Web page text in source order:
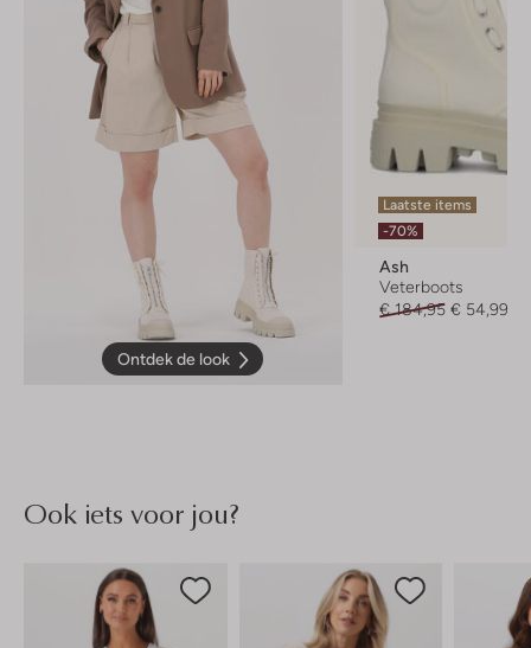
Ontdek de look
Laatste items
-70%
Ash
Veterboots
€ 184,95 € 54,99
Ook iets voor jou?